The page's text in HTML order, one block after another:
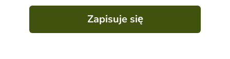
Zapisuje się